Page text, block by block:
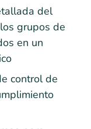
del
grupos de
en un
control de